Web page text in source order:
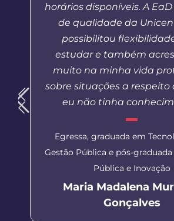
horários disponíveis. A
de qualidade da
possibilitou
estudar e também
muito na minha vida
sobre situações a respeito
eu não tinha
Egressa, graduada em
Gestão Pública e pós-
Pública e Inovação
Maria Madalena
Gonçalves